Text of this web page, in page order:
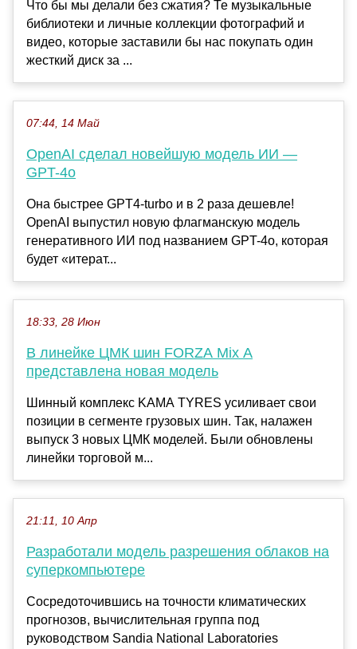
Что бы мы делали без сжатия? Те музыкальные
библиотеки и личные коллекции фотографий и
видео, которые заставили бы нас покупать один
жесткий диск за ...
07:44, 14 Май
OpenAI сделал новейшую модель ИИ —
GPT-4o
Она быстрее GPT4-turbo и в 2 раза дешевле!
OpenAI выпустил новую флагманскую модель
генеративного ИИ под названием GPT-4o, которая
будет «итерат...
18:33, 28 Июн
В линейке ЦМК шин FORZA Mix A
представлена новая модель
Шинный комплекс KAMA TYRES усиливает свои
позиции в сегменте грузовых шин. Так, налажен
выпуск 3 новых ЦМК моделей. Были обновлены
линейки торговой м...
21:11, 10 Апр
Разработали модель разрешения облаков на
суперкомпьютере
Сосредоточившись на точности климатических
прогнозов, вычислительная группа под
руководством Sandia National Laboratories